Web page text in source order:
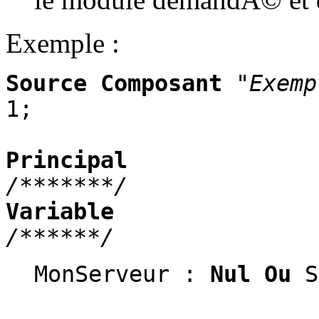
Exemple :
Source Composant
1;
Principal
/*******/
Variable
/******/
MonServeur : Nul Ou